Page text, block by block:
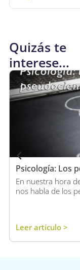
Quizás te
interese...
Psicología: Los
En nuestra hora
nos habla de los
Leer artículo >